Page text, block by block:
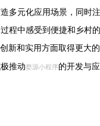
多元化应用场景，同时
程中感受到便捷和乡村
新和实用方面取得更大
推动婺源小程序的开发与